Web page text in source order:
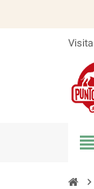
chevron_right